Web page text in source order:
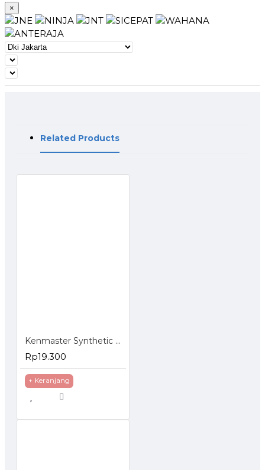
×
Related Products
Kenmaster Synthetic Cloth Plas Chamois Kanebo
Rp19.300
+ Keranjang